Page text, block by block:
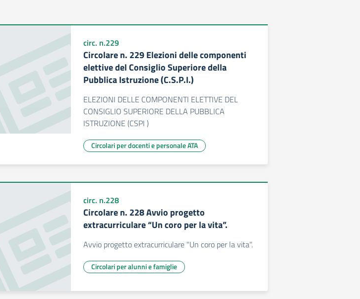
circ. n.229
Circolare n. 229 Elezioni delle componenti
elettive del Consiglio Superiore della
Pubblica Istruzione (C.S.P.I.)
ELEZIONI DELLE COMPONENTI ELETTIVE DEL
CONSIGLIO SUPERIORE DELLA PUBBLICA
ISTRUZIONE (CSPI )
Circolari per docenti e personale ATA
circ. n.228
Circolare n. 228 Avvio progetto
extracurriculare “Un coro per la vita”.
Avvio progetto extracurriculare "Un coro per la vita".
Circolari per alunni e famiglie